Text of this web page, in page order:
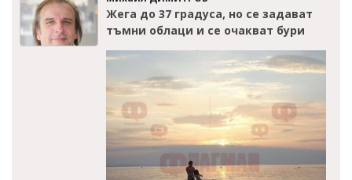
Жега до 37 градуса, но се задават
тъмни облаци и се очакват бури